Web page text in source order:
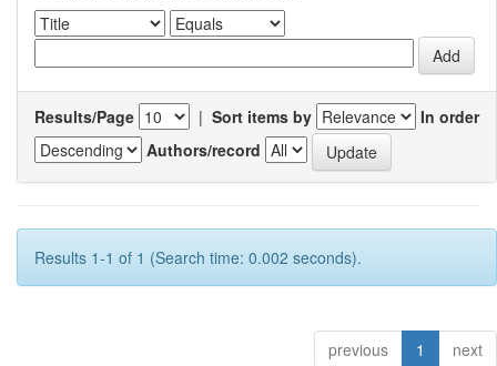
Results/Page | Sort items by
In order
Authors/record
Results 1-1 of 1 (Search time: 0.002 seconds).
previous 1 next